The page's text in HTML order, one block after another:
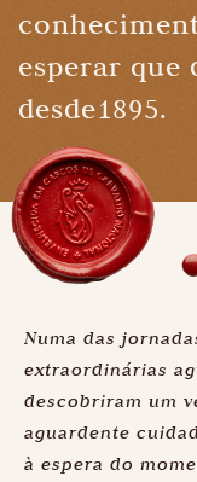
esperar que
desde1895.
Numa das
extraordinárias
descobriram um
aguardente
à espera do